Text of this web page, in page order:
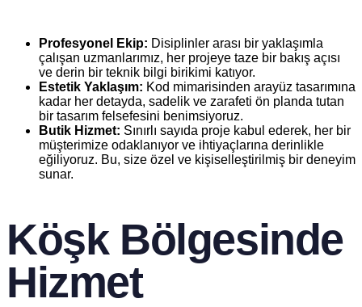
Profesyonel Ekip: Disiplinler arası bir yaklaşımla
çalışan uzmanlarımız, her projeye taze bir bakış açısı
ve derin bir teknik bilgi birikimi katıyor.
Estetik Yaklaşım: Kod mimarisinden arayüz tasarımına
kadar her detayda, sadelik ve zarafeti ön planda tutan
bir tasarım felsefesini benimsiyoruz.
Butik Hizmet: Sınırlı sayıda proje kabul ederek, her bir
müşterimize odaklanıyor ve ihtiyaçlarına derinlikle
eğiliyoruz. Bu, size özel ve kişiselleştirilmiş bir deneyim
sunar.
Köşk Bölgesinde
Hizmet